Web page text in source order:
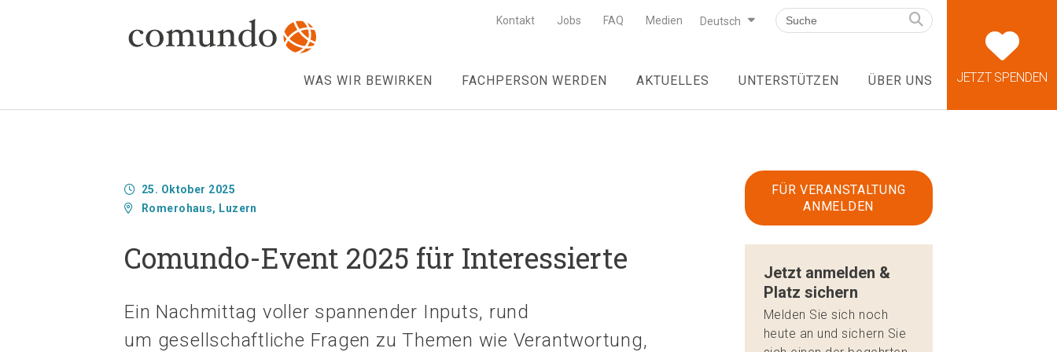
JETZT SPENDEN
Kontakt Jobs FAQ Medien Deutsch
WAS WIR BEWIRKEN FACHPERSON WERDEN AKTUELLES UNTERSTÜTZEN ÜBER UNS
25. Oktober 2025
Romerohaus, Luzern
Comundo-Event 2025 für Interessierte
Ein Nachmittag voller spannender Inputs, rund
um gesellschaftliche Fragen zu Themen wie Verantwortung,
FÜR VERANSTALTUNG
ANMELDEN
Jetzt anmelden &
Platz sichern
Melden Sie sich noch
heute an und sichern Sie